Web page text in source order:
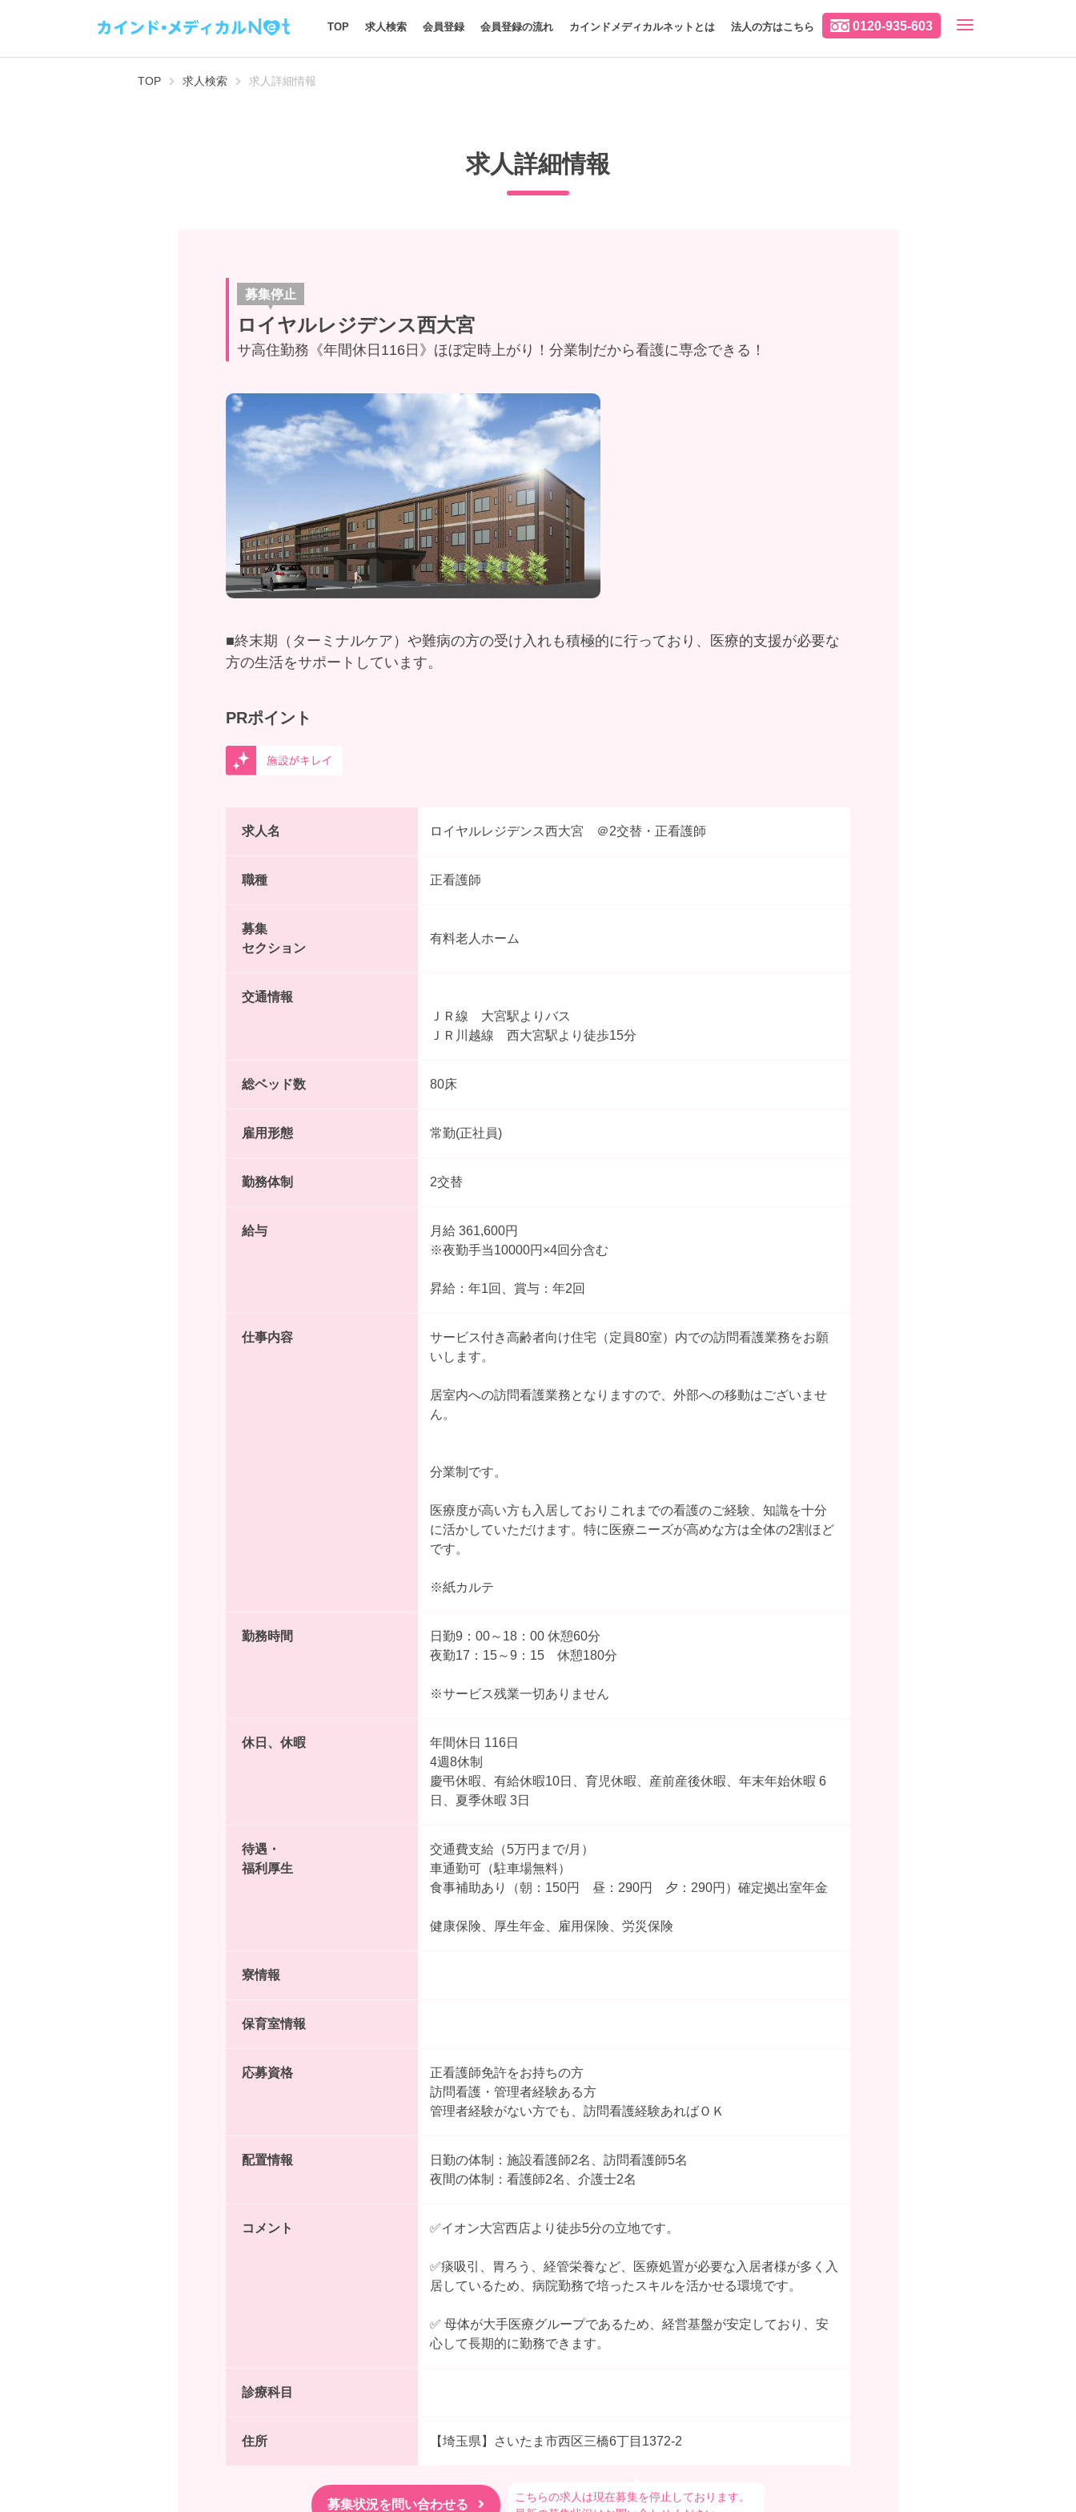
0120-935-603
TOP 求人検索 会員登録 会員登録の流れ カインドメディカルネットとは 法人の方はこちら
TOP 求人検索 求人詳細情報
求人詳細情報
募集停止
ロイヤルレジデンス西大宮
サ高住勤務《年間休日116日》ほぼ定時上がり！分業制だから看護に専念できる！
■終末期（ターミナルケア）や難病の方の受け入れも積極的に行っており、医療的支援が必要な
方の生活をサポートしています。
PRポイント
求人名 ロイヤルレジデンス西大宮 ＠2交替・正看護師
職種 正看護師
募集
セクション
有料老人ホーム
交通情報
ＪＲ線 大宮駅よりバス
ＪＲ川越線 西大宮駅より徒歩15分
総ベッド数 80床
雇用形態 常勤(正社員)
勤務体制 2交替
給与
月給 361,600円
※夜勤手当10000円×4回分含む
昇給：年1回、賞与：年2回
仕事内容
サービス付き高齢者向け住宅（定員80室）内での訪問看護業務をお願
いします。
居室内への訪問看護業務となりますので、外部への移動はございませ
ん。
分業制です。
医療度が高い方も入居しておりこれまでの看護のご経験、知識を十分
に活かしていただけます。特に医療ニーズが高めな方は全体の2割ほど
です。
※紙カルテ
勤務時間
日勤9：00～18：00 休憩60分
夜勤17：15～9：15 休憩180分
※サービス残業一切ありません
休日、休暇
年間休日 116日
4週8休制
慶弔休暇、有給休暇10日、育児休暇、産前産後休暇、年末年始休暇 6
日、夏季休暇 3日
待遇・
福利厚生
交通費支給（5万円まで/月）
車通勤可（駐車場無料）
食事補助あり（朝：150円 昼：290円 夕：290円）確定拠出室年金
健康保険、厚生年金、雇用保険、労災保険
寮情報
保育室情報
応募資格
正看護師免許をお持ちの方
訪問看護・管理者経験ある方
管理者経験がない方でも、訪問看護経験あればＯＫ
配置情報
日勤の体制：施設看護師2名、訪問看護師5名
夜間の体制：看護師2名、介護士2名
コメント ✅イオン大宮西店より徒歩5分の立地です。
✅痰吸引、胃ろう、経管栄養など、医療処置が必要な入居者様が多く入
居しているため、病院勤務で培ったスキルを活かせる環境です。
✅ 母体が大手医療グループであるため、経営基盤が安定しており、安
心して長期的に勤務できます。
診療科目
住所 【埼玉県】さいたま市西区三橋6丁目1372-2
こちらの求人は現在募集を停止しております。